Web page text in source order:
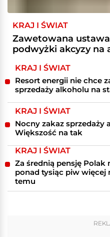
KRAJ I ŚWIAT
Zawetowana
podwyżki akcyzy na
KRAJ I ŚWIAT
Resort energii nie chce
sprzedaży alkoholu na
KRAJ I ŚWIAT
Nocny zakaz sprzedaży
Większość na tak
KRAJ I ŚWIAT
Za średnią pensję Polak
ponad tysiąc piw więcej
temu